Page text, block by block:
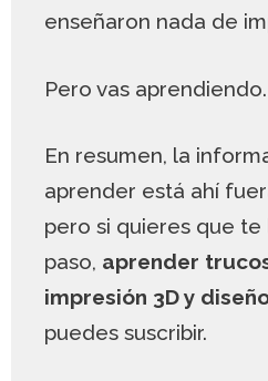
enseñaron nada de
Pero vas aprendiendo.
En resumen, la
aprender está ahí
pero si quieres que
paso, aprender
impresión 3D y
puedes suscribir.